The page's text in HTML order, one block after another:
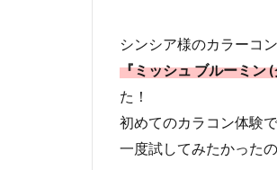
シンシア様のカラーコ
『ミッシュ ブルーミン
た！
初めてのカラコン体験で
一度試してみたかった